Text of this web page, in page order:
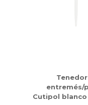
entremés/
Cutipol